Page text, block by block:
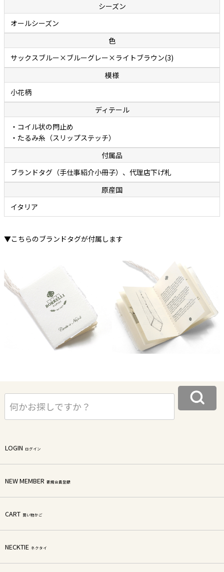
シーズン
オールシーズン
色
サックスブルー×ブルーグレー×ライトブラウン(3)
模様
小花柄
ディテール
・コイル状の閂止め
・たるみ糸（スリップステッチ）
付属品
ブランドタグ（手仕事紹介小冊子）、代理店下げ札
原産国
イタリア
▼こちらのブランドタグが付属します
LOGIN ログイン
NEW MEMBER 新規会員登録
CART 買い物かご
NECKTIE ネクタイ